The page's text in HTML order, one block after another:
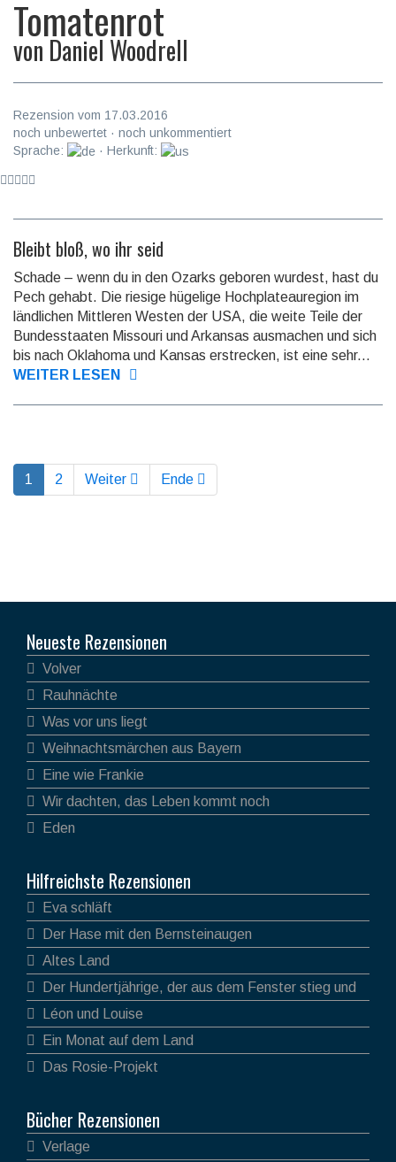
Tomatenrot
von Daniel Woodrell
Rezension vom 17.03.2016
noch unbewertet · noch unkommentiert
Sprache:
· Herkunft:
Bleibt bloß, wo ihr seid
Schade – wenn du in den Ozarks geboren wur­dest, hast du
Pech gehabt. Die riesige hügelige Hoch­plateau­region im
länd­li­chen Mitt­leren Westen der USA, die weite Teile der
Bun­des­staaten Mis­souri und Ar­kansas aus­ma­chen und sich
bis nach Okla­homa und Kansas erstrecken, ist eine sehr...
WEITER LESEN
1 2 Weiter Ende
Neueste Rezensionen
Volver
Rauhnächte
Was vor uns liegt
Weihnachtsmärchen aus Bayern
Eine wie Frankie
Wir dachten, das Leben kommt noch
Eden
Hilfreichste Rezensionen
Eva schläft
Der Hase mit den Bernsteinaugen
Altes Land
Der Hundertjährige, der aus dem Fenster stieg und
verschwand
Léon und Louise
Ein Monat auf dem Land
Das Rosie-Projekt
Bücher Rezensionen
Verlage